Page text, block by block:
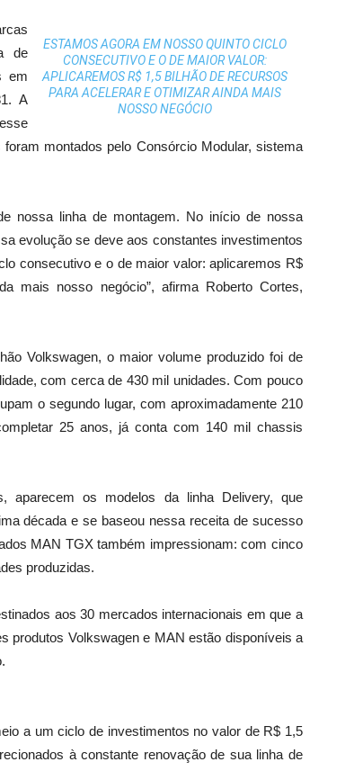
ESTAMOS AGORA EM NOSSO QUINTO CICLO
CONSECUTIVO E O DE MAIOR VALOR:
APLICAREMOS R$ 1,5 BILHÃO DE RECURSOS
PARA ACELERAR E OTIMIZAR AINDA MAIS
NOSSO NEGÓCIO
de
em
A
montados pelo Consórcio Modular, sistema
nossa linha de montagem. No início de nossa
evolução se deve aos constantes investimentos
consecutivo e o de maior valor: aplicaremos R$
mais nosso negócio”, afirma Roberto Cortes,
Volkswagen, o maior volume produzido foi de
com cerca de 430 mil unidades. Com pouco
o segundo lugar, com aproximadamente 210
25 anos, já conta com 140 mil chassis
aparecem os modelos da linha Delivery, que
década e se baseou nessa receita de sucesso
MAN TGX também impressionam: com cinco
produzidas.
aos 30 mercados internacionais em que a
produtos Volkswagen e MAN estão disponíveis a
a um ciclo de investimentos no valor de R$ 1,5
à constante renovação de sua linha de